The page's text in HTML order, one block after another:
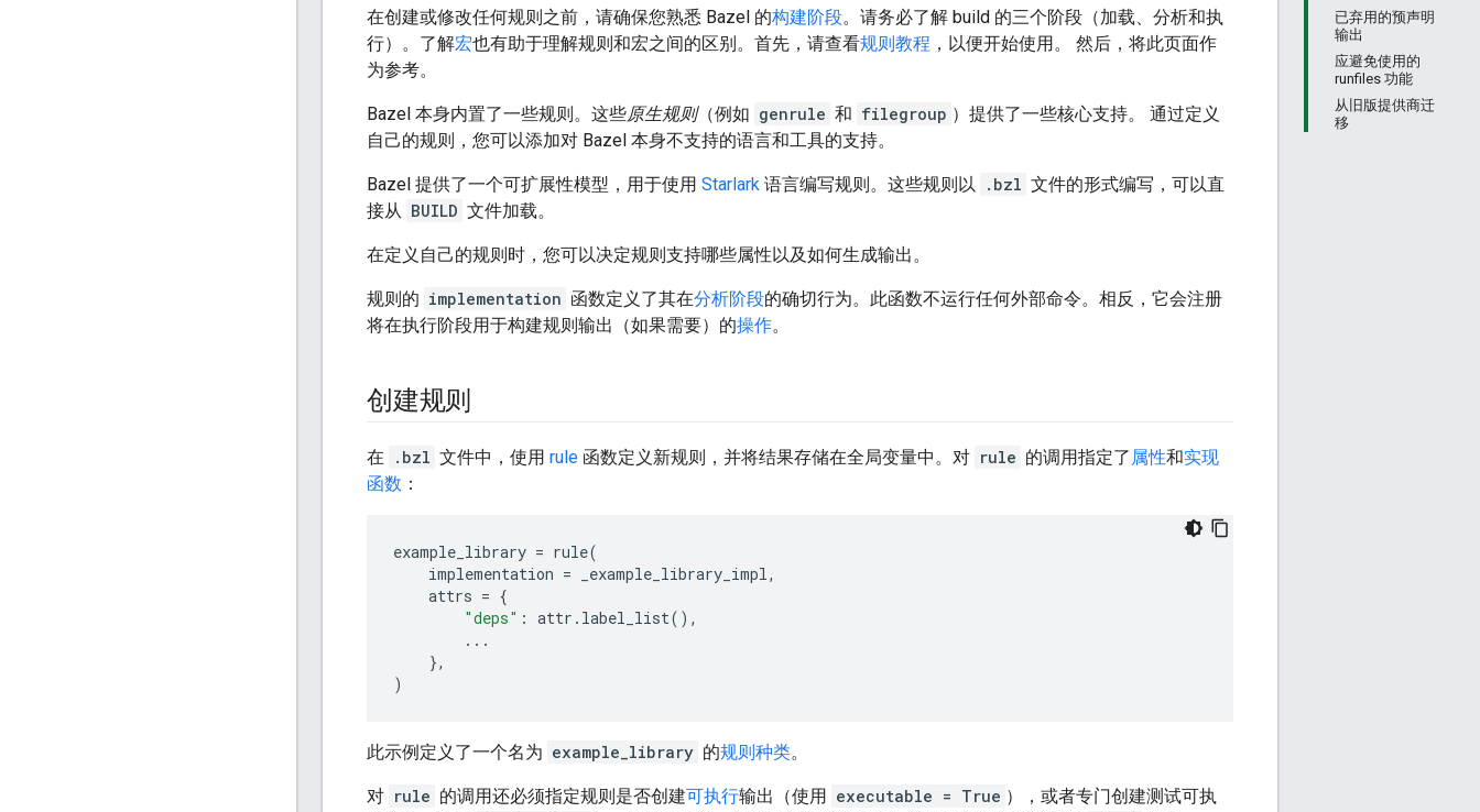
已弃用的预声明
输出
应避免使用的
runfiles 功能
从旧版提供商迁
移
在创建或修改任何规则之前，请确保您熟悉 Bazel 的构建阶段。请务必了解 build 的三个阶段（加载、分析和执
行）。了解宏也有助于理解规则和宏之间的区别。首先，请查看规则教程 ，以便开始使用。 然后，将此页面作
为参考。
Bazel 本身内置了一些规则。这些原生规则（例如 genrule 和 filegroup ）提供了一些核心支持。 通过定义
自己的规则，您可以添加对 Bazel 本身不支持的语言和工具的支持。
Bazel 提供了一个可扩展性模型，用于使用 Starlark 语言编写规则。这些规则以 .bzl 文件的形式编写，可以直
接从 BUILD 文件加载。
在定义自己的规则时，您可以决定规则支持哪些属性以及如何生成输出。
规则的 implementation 函数定义了其在分析阶段的确切行为。此函数不运行任何外部命令。相反，它会注册
将在执行阶段用于构建规则输出（如果需要）的操作。
创建规则
在 .bzl 文件中，使用 rule 函数定义新规则，并将结果存储在全局变量中。对 rule 的调用指定了 属性和实现
函数 ：
example_library = rule(
implementation = _example_library_impl,
attrs = {
"deps" : attr . label_list(),
...
},
)
此示例定义了一个名为 example_library 的规则种类。
对 rule 的调用还必须指定规则是否创建可执行输出（使用 executable = True ），或者专门创建测试可执